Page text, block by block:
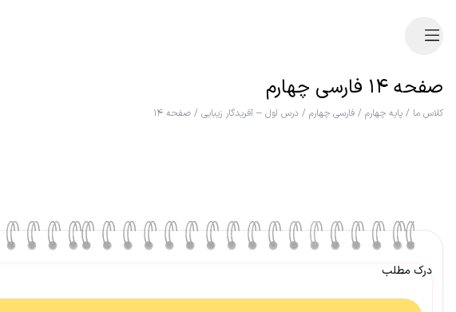
صفحه ۱۴ فارسی چهارم
کلاس ما / پایه چهارم / فارسی چهارم / درس اول – آفریدگار زیبایی / صفحه ۱۴
درک مطلب